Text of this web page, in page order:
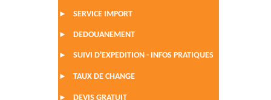
► SERVICE IMPORT
► DEDOUANEMENT
► SUIVI D'EXPEDITION - INFOS PRATIQUES
► TAUX DE CHANGE
► DEVIS GRATUIT